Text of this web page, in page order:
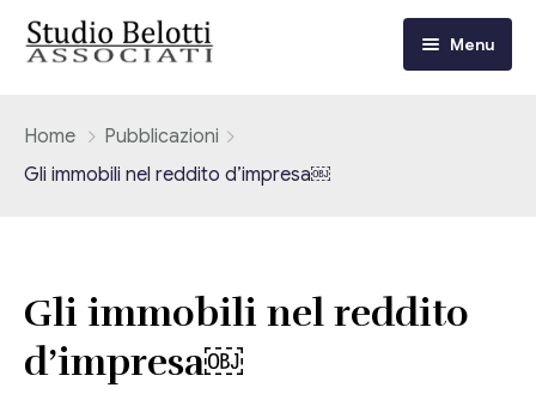
Menu
I nostri servizi
Contabilità
Adempimenti Dichiarativi e Fiscali
Circolari Flash
Eventi
Corsi FAD
Home
Pubblicazioni
Gli immobili nel reddito d’impresa￼
Gli immobili nel reddito
d’impresa￼